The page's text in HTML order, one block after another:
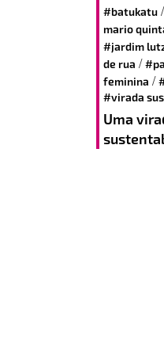
#batukatu /
mario
#jardim
de rua /
feminina /
#virada
Uma